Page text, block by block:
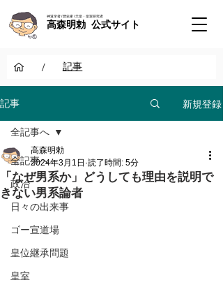
神道学者 / 歴史家 / 天皇・皇室研究者
高森明勅 公式サイト
/ 記事
記事 新規登録
全記事へ
政治
日々の出来事
ゴー宣道場
皇位継承問題
皇室
全記事へ
「なぜ男系か」どうしても理由を説明で
きない男系論者
高森明勅
2024年3月1日 読了時間: 5分